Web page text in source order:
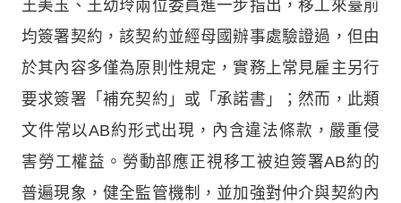
王美玉、王幼玲兩位委員進一步指出，移工來臺前
均簽署契約，該契約並經母國辦事處驗證過，但由
於其內容多僅為原則性規定，實務上常見雇主另行
要求簽署「補充契約」或「承諾書」；然而，此類
文件常以AB約形式出現，內含違法條款，嚴重侵
害勞工權益。勞動部應正視移工被迫簽署AB約的
普遍現象，健全監管機制，並加強對仲介與契約內